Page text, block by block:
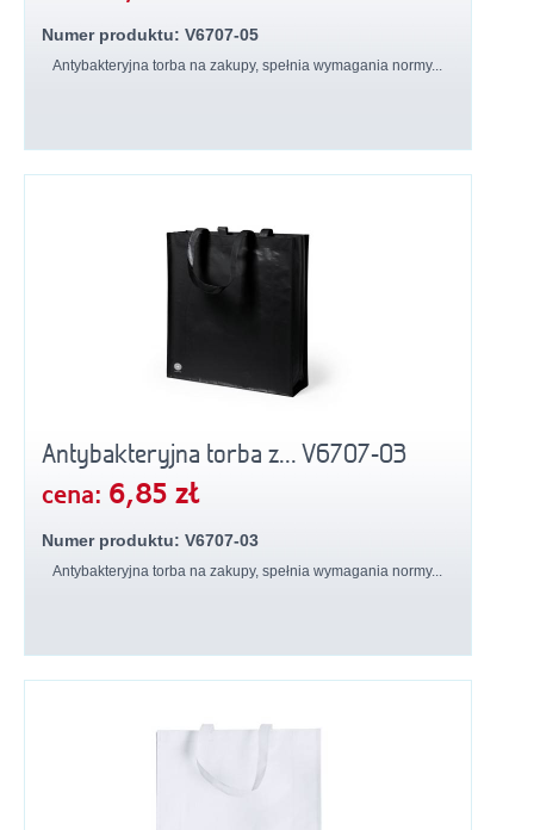
Numer produktu: V6707-05
Antybakteryjna torba na zakupy, spełnia wymagania normy...
Antybakteryjna torba z... V6707-03
cena: 6,85 zł
Numer produktu: V6707-03
Antybakteryjna torba na zakupy, spełnia wymagania normy...